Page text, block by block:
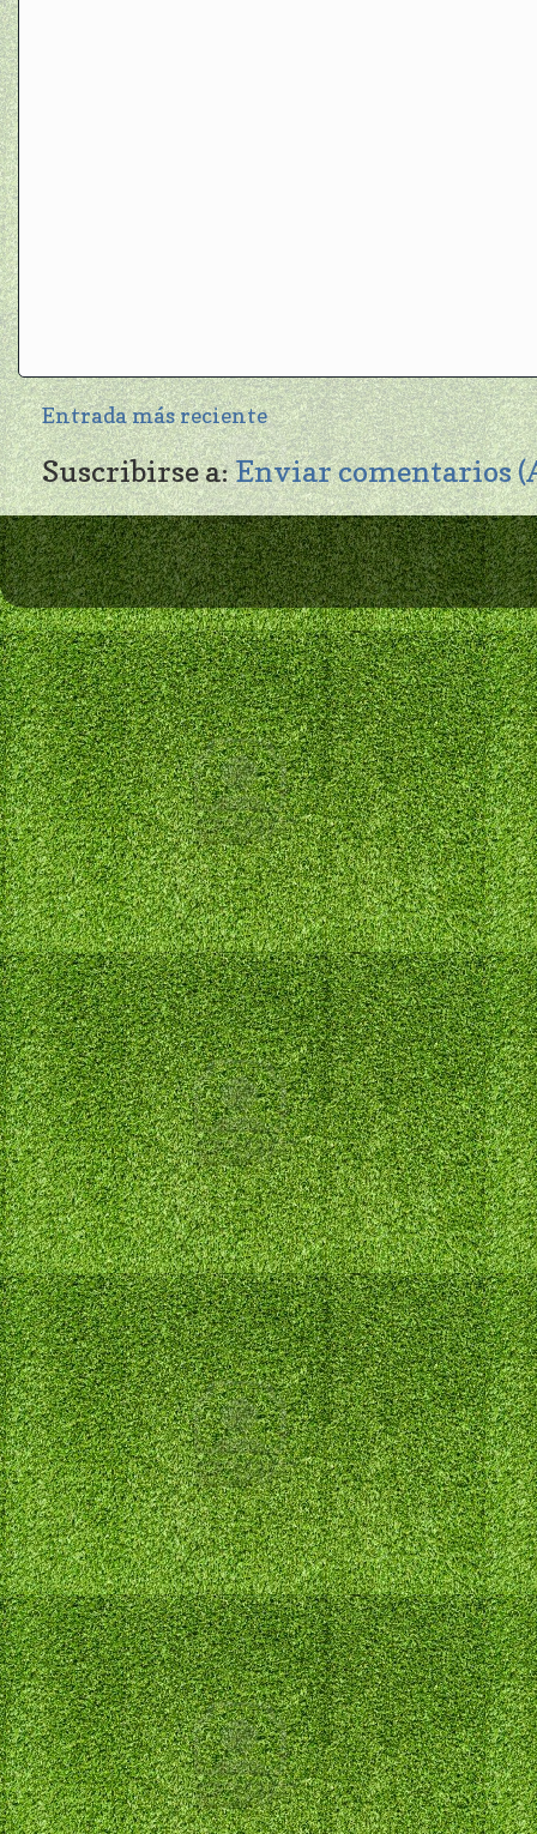
Entrada más reciente
Suscribirse a:Enviar comentarios